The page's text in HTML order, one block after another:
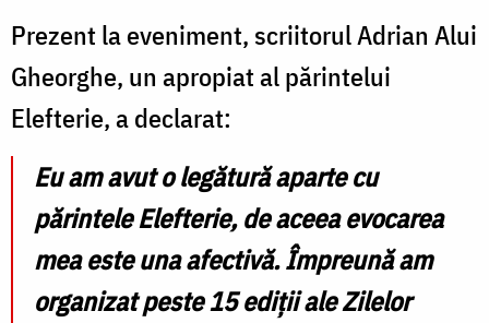
Prezent la eveniment, scriitorul Adrian Alui
Gheorghe, un apropiat al părintelui
Elefterie, a declarat:
Eu am avut o legătură aparte cu
părintele Elefterie, de aceea evocarea
mea este una afectivă. Împreună am
organizat peste 15 ediții ale Zilelor